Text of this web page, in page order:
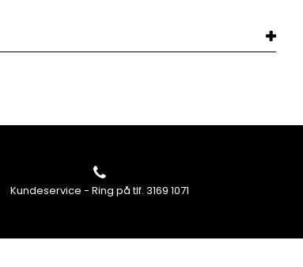
Kundeservice - Ring på tlf. 3169 1071